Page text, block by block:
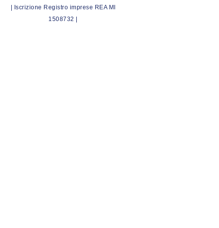
| Iscrizione Registro imprese REA MI
1508732 |